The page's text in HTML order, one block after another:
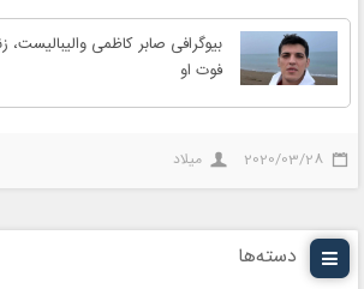
بیوگرافی صابر کاظمی
فوت او
2020/03/28 میلاد
دسته‌ها